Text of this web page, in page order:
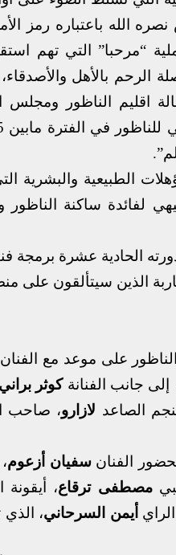
الله باعتباره رمز
“مرحبا” التي تهم
الرحم بالأهل
اقليم الناظور ومجلس
الطبيعية والبشرية
ساكنة الناظور
الحادية عشرة برمجة
الذين سيتألقون على
على موعد مع الفنان
إلى جانب الفنانةكوثر براني
الصاعد لازارو، صاحب
الفنانسفيان أزعوم
مصطفى ترقاع، أيقونة
أيمن السرحاني،